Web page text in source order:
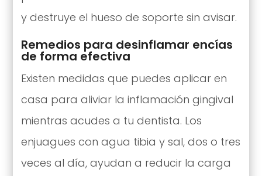
y destruye el hueso de soporte sin avisar.
Remedios para desinflamar encías
de forma efectiva
Existen medidas que puedes aplicar en
casa para aliviar la inflamación gingival
mientras acudes a tu dentista. Los
enjuagues con agua tibia y sal, dos o tres
veces al día, ayudan a reducir la carga